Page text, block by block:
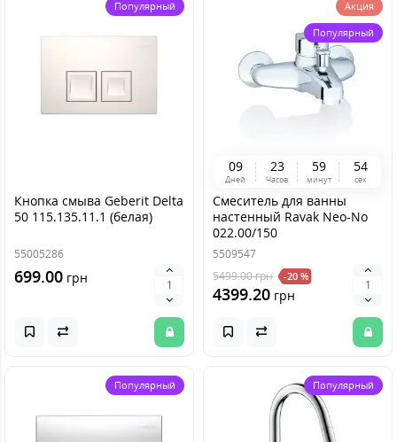
Популярный
Кнопка смыва Geberit Delta
50 115.135.11.1 (белая)
55005286
699.00 грн
Акция
Популярный
09
Дней
23
Часов
59
минут
54
сек
Смеситель для ванны
настенный Ravak Neo-No
022.00/150
5509547
5499.00грн -20 %
4399.20 грн
Популярный Популярный